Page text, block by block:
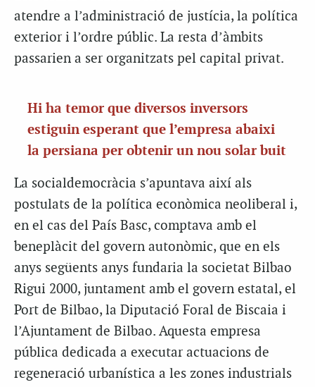
atendre a l’administració de justícia, la política
exterior i l’ordre públic. La resta d’àmbits
passarien a ser organitzats pel capital privat.
Hi ha temor que diversos inversors
estiguin esperant que l’empresa abaixi
la persiana per obtenir un nou solar buit
La socialdemocràcia s’apuntava així als
postulats de la política econòmica neoliberal i,
en el cas del País Basc, comptava amb el
beneplàcit del govern autonòmic, que en els
anys següents anys fundaria la societat Bilbao
Rigui 2000, juntament amb el govern estatal, el
Port de Bilbao, la Diputació Foral de Biscaia i
l’Ajuntament de Bilbao. Aquesta empresa
pública dedicada a executar actuacions de
regeneració urbanística a les zones industrials